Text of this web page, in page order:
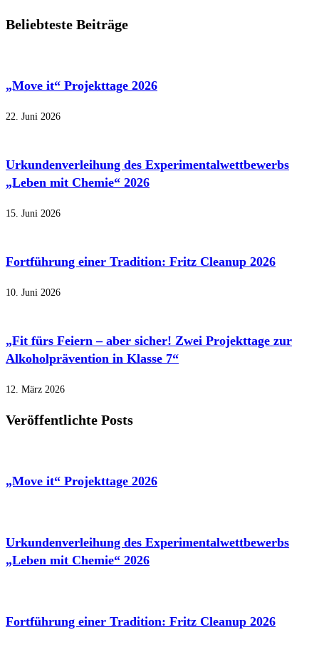
Beliebteste Beiträge
„Move it“ Projekttage 2026
22. Juni 2026
Urkundenverleihung des Experimentalwettbewerbs
„Leben mit Chemie“ 2026
15. Juni 2026
Fortführung einer Tradition: Fritz Cleanup 2026
10. Juni 2026
„Fit fürs Feiern – aber sicher! Zwei Projekttage zur
Alkoholprävention in Klasse 7“
12. März 2026
Veröffentlichte Posts
„Move it“ Projekttage 2026
Urkundenverleihung des Experimentalwettbewerbs
„Leben mit Chemie“ 2026
Fortführung einer Tradition: Fritz Cleanup 2026